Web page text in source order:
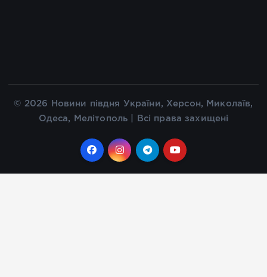
© 2026 Новини півдня України, Херсон, Миколаїв,
Одеса, Мелітополь | Всі права захищені